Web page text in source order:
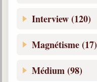
Interview (120)
Magnétisme (17)
Médium (98)